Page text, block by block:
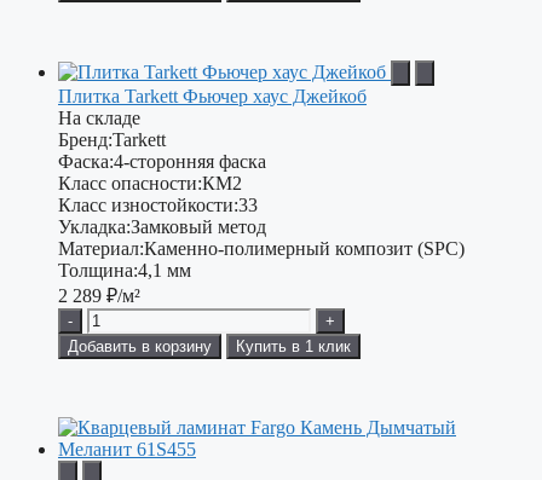
Плитка Tarkett Фьючер хаус Джейкоб
На складе
Бренд:Tarkett
Фаска:4-сторонняя фаска
Класс опасности:КМ2
Класс изностойкости:33
Укладка:Замковый метод
Материал:Каменно-полимерный композит (SPC)
Толщина:4,1 мм
2 289 ₽/м²
-
+
Добавить в корзину
Купить в 1 клик